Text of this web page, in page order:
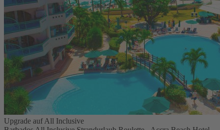
Upgrade auf All Inclusive